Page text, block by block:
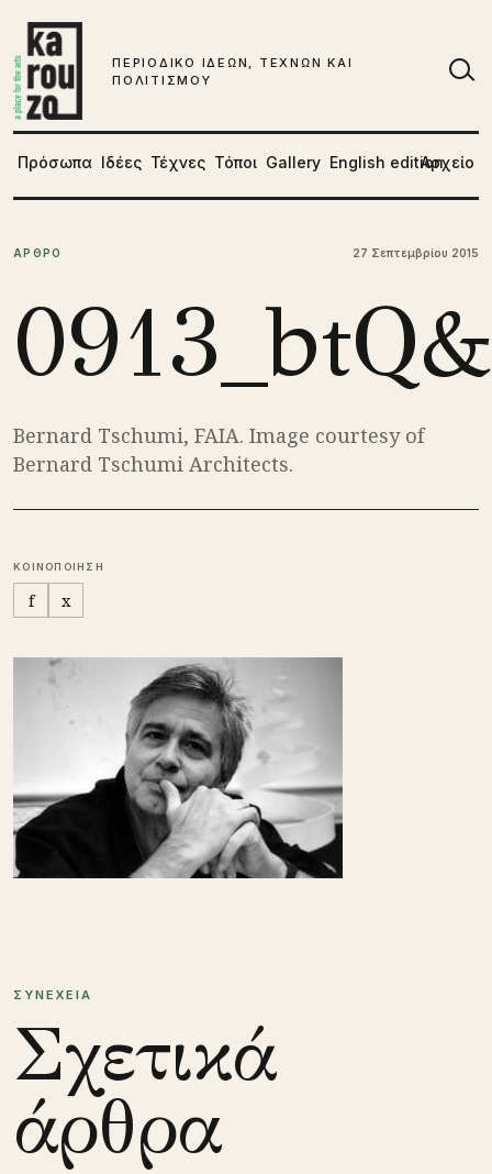
ΠΕΡΙΟΔΙΚΟ ΙΔΕΩΝ, ΤΕΧΝΩΝ ΚΑΙ
ΠΟΛΙΤΙΣΜΟΥ
Πρόσωπα Ιδέες Τέχνες Τόποι Gallery English editionΑρχείο
ΑΡΘΡΟ 27 Σεπτεμβρίου 2015
Bernard Tschumi, FAIA. Image courtesy of
Bernard Tschumi Architects.
ΚΟΙΝΟΠΟΙΗΣΗ
f x
ΣΥΝΕΧΕΙΑ
Σχετικά
άρθρα